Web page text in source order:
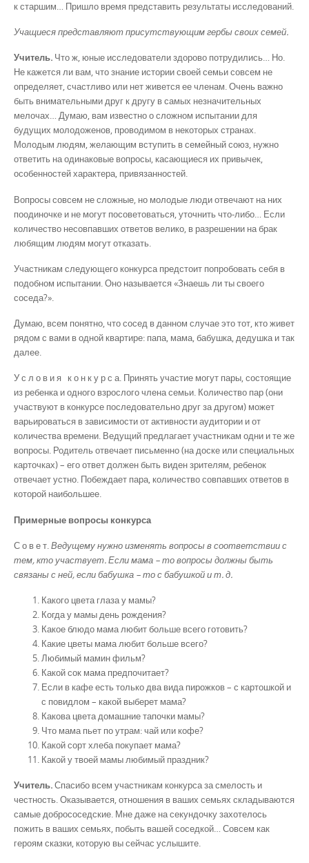
к старшим… Пришло время представить результаты исследований.
Учащиеся представляют присутствующим гербы своих семей.
Учитель. Что ж, юные исследователи здорово потрудились… Но.
Не кажется ли вам, что знание истории своей семьи совсем не
определяет, счастливо или нет живется ее членам. Очень важно
быть внимательными друг к другу в самых незначительных
мелочах… Думаю, вам известно о сложном испытании для
будущих молодоженов, проводимом в некоторых странах.
Молодым людям, желающим вступить в семейный союз, нужно
ответить на одинаковые вопросы, касающиеся их привычек,
особенностей характера, привязанностей.
Вопросы совсем не сложные, но молодые люди отвечают на них
поодиночке и не могут посоветоваться, уточнить что-либо… Если
количество несовпавших ответов велико, в разрешении на брак
любящим людям могут отказать.
Участникам следующего конкурса предстоит попробовать себя в
подобном испытании. Оно называется «Знаешь ли ты своего
соседа?».
Думаю, всем понятно, что сосед в данном случае это тот, кто живет
рядом с вами в одной квартире: папа, мама, бабушка, дедушка и так
далее.
У с л о в и я к о н к у р с а. Принять участие могут пары, состоящие
из ребенка и одного взрослого члена семьи. Количество пар (они
участвуют в конкурсе последовательно друг за другом) может
варьироваться в зависимости от активности аудитории и от
количества времени. Ведущий предлагает участникам одни и те же
вопросы. Родитель отвечает письменно (на доске или специальных
карточках) – его ответ должен быть виден зрителям, ребенок
отвечает устно. Побеждает пара, количество совпавших ответов в
которой наибольшее.
Примерные вопросы конкурса
С о в е т.Ведущему нужно изменять вопросы в соответствии с
тем, кто участвует. Если мама – то вопросы должны быть
связаны с ней, если бабушка – то с бабушкой и т. д.
Какого цвета глаза у мамы?
Когда у мамы день рождения?
Какое блюдо мама любит больше всего готовить?
Какие цветы мама любит больше всего?
Любимый мамин фильм?
Какой сок мама предпочитает?
Если в кафе есть только два вида пирожков – с картошкой и
с повидлом – какой выберет мама?
Какова цвета домашние тапочки мамы?
Что мама пьет по утрам: чай или кофе?
Какой сорт хлеба покупает мама?
Какой у твоей мамы любимый праздник?
Учитель.Спасибо всем участникам конкурса за смелость и
честность. Оказывается, отношения в ваших семьях складываются
самые добрососедские. Мне даже на секундочку захотелось
пожить в ваших семьях, побыть вашей соседкой… Совсем как
героям сказки, которую вы сейчас услышите.